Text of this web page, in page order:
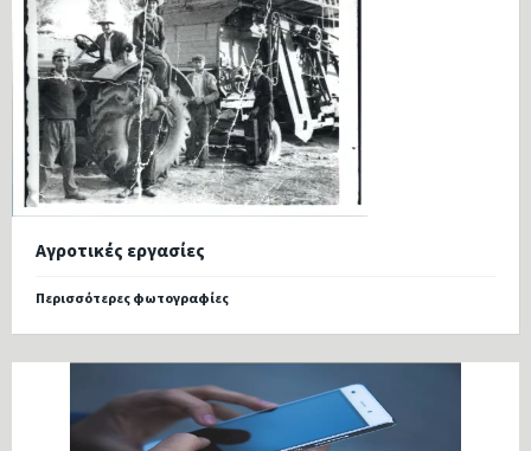
Αγροτικές εργασίες
Περισσότερες φωτογραφίες